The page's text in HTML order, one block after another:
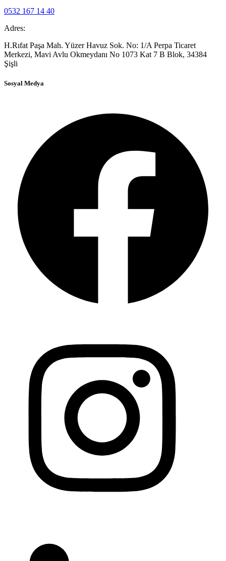
0532 167 14 40
Adres:
H.Rıfat Paşa Mah. Yüzer Havuz Sok. No: 1/A Perpa Ticaret
Merkezi, Mavi Avlu Okmeydanı No 1073 Kat 7 B Blok, 34384
Şişli
Sosyal Medya